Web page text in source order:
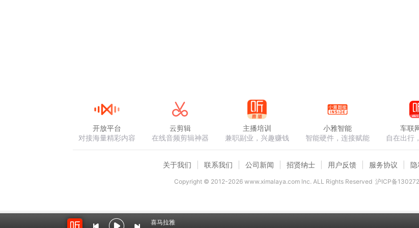
喜马拉雅
开放平台
对接海量精彩内容
云剪辑
在线音频剪辑神器
主播培训
兼职副业，兴趣赚钱
小雅智能
智能硬件，连接赋能
车联
自在出行
关于我们 联系我们 公司新闻 招贤纳士 用户反馈 服务协议 隐
Copyright © 2012-2026www.ximalaya.com lnc. ALL Rights Reserved 沪ICP备